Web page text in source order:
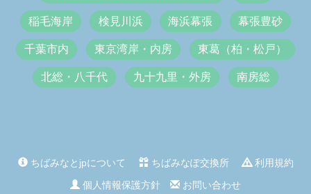
稲毛海岸 検見川浜 海浜幕張 幕張豊砂
千葉市内 東京湾岸・内房 東葛（柏・松戸）
北総・八千代 九十九里・外房 南房総
ちばみなとjpについて ちばみなぽ交換所
利用規約
個人情報保護方針
お問い合わせ